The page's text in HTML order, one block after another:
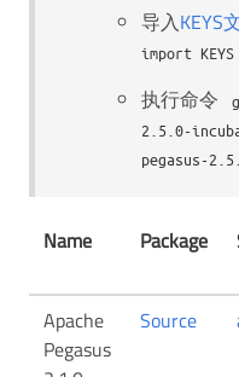
导入KEYS
import KEYS
执行命令
2.5.0-
pegasus-
Name Package
Apache
Pegasus
Source